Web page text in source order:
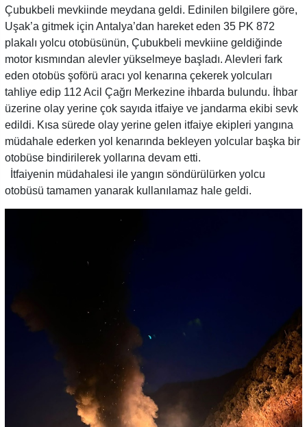
Çubukbeli mevkiinde meydana geldi. Edinilen bilgilere göre,
Uşak’a gitmek için Antalya’dan hareket eden 35 PK 872
plakalı yolcu otobüsünün, Çubukbeli mevkiine geldiğinde
motor kısmından alevler yükselmeye başladı. Alevleri fark
eden otobüs şoförü aracı yol kenarına çekerek yolcuları
tahliye edip 112 Acil Çağrı Merkezine ihbarda bulundu. İhbar
üzerine olay yerine çok sayıda itfaiye ve jandarma ekibi sevk
edildi. Kısa sürede olay yerine gelen itfaiye ekipleri yangına
müdahale ederken yol kenarında bekleyen yolcular başka bir
otobüse bindirilerek yollarına devam etti.
İtfaiyenin müdahalesi ile yangın söndürülürken yolcu
otobüsü tamamen yanarak kullanılamaz hale geldi.